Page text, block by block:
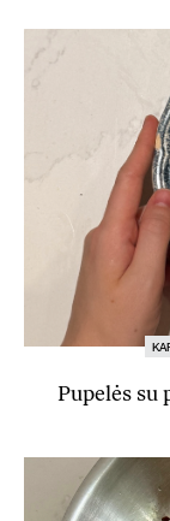
Pupelės su